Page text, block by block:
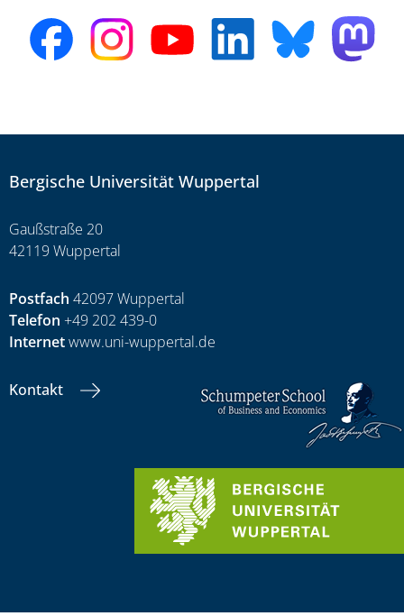
Bergische Universität Wuppertal
Gaußstraße 20
42119 Wuppertal
Postfach 42097 Wuppertal
Telefon +49 202 439-0
Internetwww.uni-wuppertal.de
Kontakt